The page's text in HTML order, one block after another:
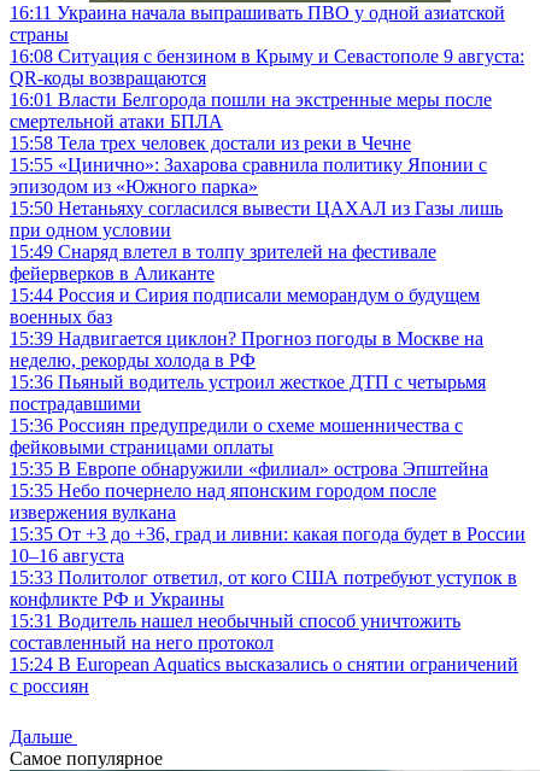
16:11 Украина начала выпрашивать ПВО у одной азиатской
страны
16:08 Ситуация с бензином в Крыму и Севастополе 9 августа:
QR-коды возвращаются
16:01 Власти Белгорода пошли на экстренные меры после
смертельной атаки БПЛА
15:58 Тела трех человек достали из реки в Чечне
15:55 «Цинично»: Захарова сравнила политику Японии с
эпизодом из «Южного парка»
15:50 Нетаньяху согласился вывести ЦАХАЛ из Газы лишь
при одном условии
15:49 Снаряд влетел в толпу зрителей на фестивале
фейерверков в Аликанте
15:44 Россия и Сирия подписали меморандум о будущем
военных баз
15:39 Надвигается циклон? Прогноз погоды в Москве на
неделю, рекорды холода в РФ
15:36 Пьяный водитель устроил жесткое ДТП с четырьмя
пострадавшими
15:36 Россиян предупредили о схеме мошенничества с
фейковыми страницами оплаты
15:35 В Европе обнаружили «филиал» острова Эпштейна
15:35 Небо почернело над японским городом после
извержения вулкана
15:35 От +3 до +36, град и ливни: какая погода будет в России
10–16 августа
15:33 Политолог ответил, от кого США потребуют уступок в
конфликте РФ и Украины
15:31 Водитель нашел необычный способ уничтожить
составленный на него протокол
15:24 В European Aquatics высказались о снятии ограничений
с россиян
Дальше
Самое популярное